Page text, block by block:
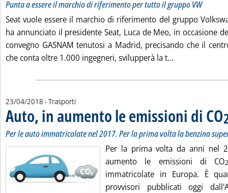
Punta a essere il marchio di riferimento per tutto il gruppo VW
Seat vuole essere il marchio di riferimento del gruppo
ha annunciato il presidente Seat, Luca de Meo, in occasione
convegno GASNAM tenutosi a Madrid, precisando che il
che conta oltre 1.000 ingegneri, svilupperà la t...
23/04/2018 - Trasporti
Auto, in aumento le emissioni di CO
Per le auto immatricolate nel 2017. Per la prima volta la benzina
Per la prima volta da anni nel
aumento le emissioni di CO
immatricolate in Europa. È
provvisori pubblicati oggi